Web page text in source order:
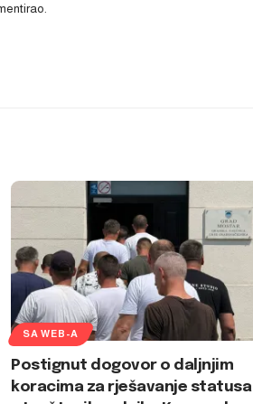
SA WEB-A
Postignut dogovor o daljnjim
koracima za rješavanje statusa